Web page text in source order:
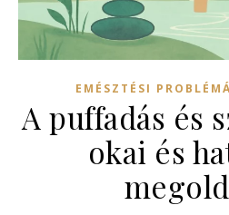
EMÉSZTÉSI
A puffadás és
okai és